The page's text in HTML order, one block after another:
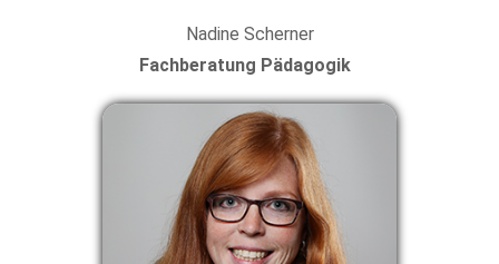
Nadine Scherner
Fachberatung Pädagogik